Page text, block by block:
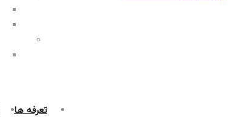
تعرفه ها